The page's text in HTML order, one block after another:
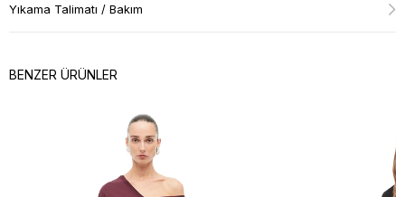
Yıkama Talimatı / Bakım
BENZER ÜRÜNLER